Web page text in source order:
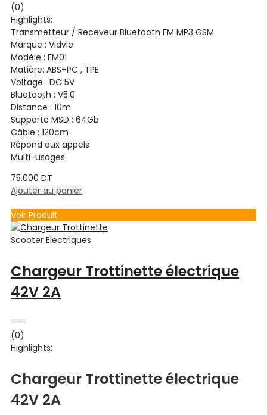
Note
0
sur
5
(0)
Highlights:
Transmetteur / Receveur Bluetooth FM MP3 GSM
Marque : Vidvie
Modèle : FM01
Matière: ABS+PC , TPE
Voltage : DC 5V
Bluetooth : V5.0
Distance : 10m
Supporte MSD : 64Gb
Câble : 120cm
Répond aux appels
Multi-usages
75.000 DT
Ajouter au panier
Voir Produit
Scooter Electriques
Chargeur Trottinette électrique
42V 2A
Note
0
sur
(0)
Highlights:
Chargeur Trottinette électrique
42V 2A